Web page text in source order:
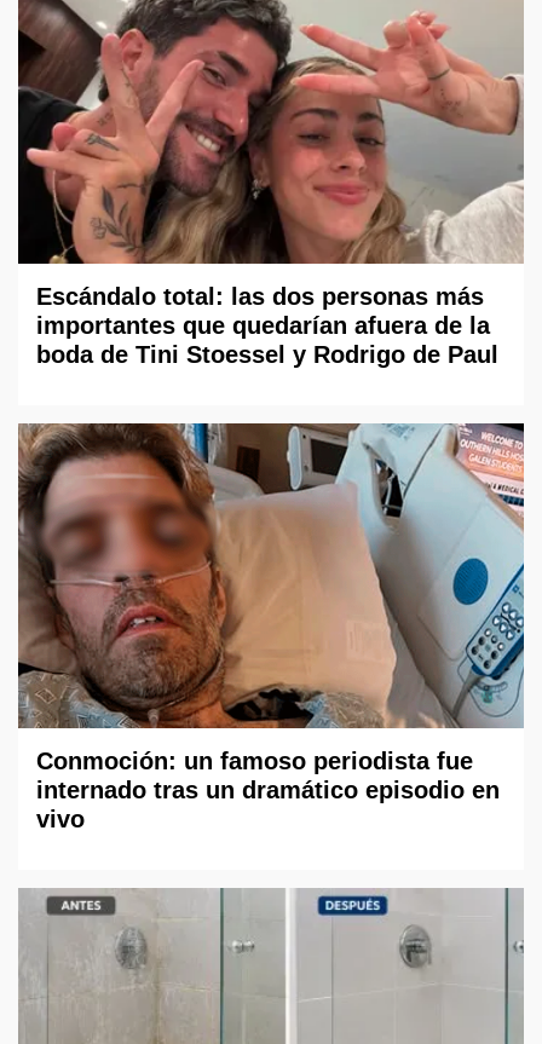
Escándalo total: las dos personas más
importantes que quedarían afuera de la
boda de Tini Stoessel y Rodrigo de Paul
Conmoción: un famoso periodista fue
internado tras un dramático episodio en
vivo